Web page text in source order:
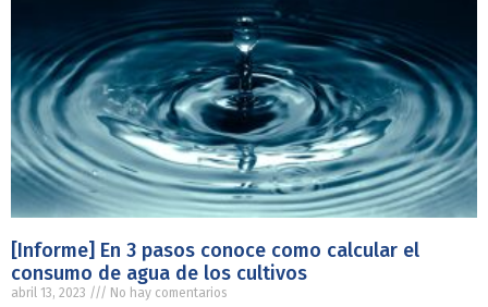
[Informe] En 3 pasos conoce como calcular el
consumo de agua de los cultivos
abril 13, 2023 No hay comentarios